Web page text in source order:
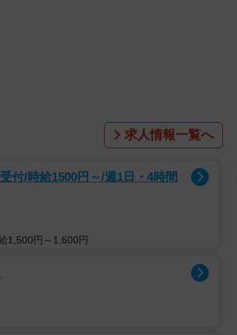
求人情報一覧へ
付/時給1500円～/週1日・4時間
1,500円～1,600円